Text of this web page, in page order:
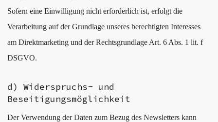
Sofern eine Einwilligung nicht erforderlich ist, erfolgt die
Verarbeitung auf der Grundlage unseres berechtigten Interesses
am Direktmarketing und der Rechtsgrundlage Art. 6 Abs. 1 lit. f
DSGVO.
d) Widerspruchs- und
Beseitigungsmöglichkeit
Der Verwendung der Daten zum Bezug des Newsletters kann